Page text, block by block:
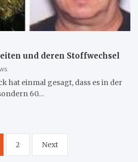
und deren Stoffwechsel
hat einmal gesagt, dass es in der
60…
2 Next